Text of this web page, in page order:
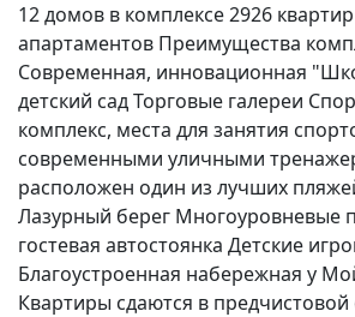
12 домов в комплексе 2926
апартаментов Преимущества
Современная, инновационная
детский сад Торговые галереи
комплекс, места для занятия
современными уличными
расположен один из лучших
Лазурный берег Многоуровневые
гостевая автостоянка Детские
Благоустроенная набережная у
Квартиры сдаются в предчистовой